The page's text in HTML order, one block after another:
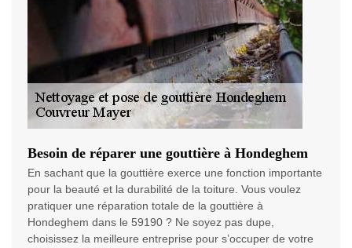
Besoin de réparer une gouttière à Hondeghem
En sachant que la gouttière exerce une fonction importante
pour la beauté et la durabilité de la toiture. Vous voulez
pratiquer une réparation totale de la gouttière à
Hondeghem dans le 59190 ? Ne soyez pas dupe,
choisissez la meilleure entreprise pour s’occuper de votre